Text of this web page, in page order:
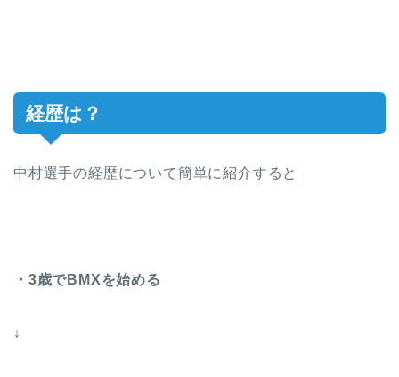
経歴は？
中村選手の経歴について簡単に紹介すると
・3歳でBMXを始める
↓